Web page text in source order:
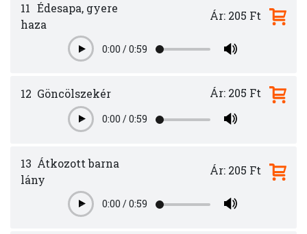
11 Édesapa, gyere
haza
Play0:00 /0:59
Ár: 205 Ft
12 Göncölszekér
Play0:00 /0:59
Ár: 205 Ft
13 Átkozott barna
lány
Play0:00 /0:59
Ár: 205 Ft